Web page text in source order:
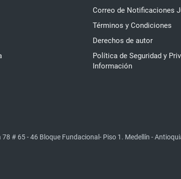
Correo de Notificaciones
Términos y Condiciones
Derechos de autor
Política de Seguridad y
Información
78 # 65 - 46 Bloque Fundacional- Piso 1. Medellín -